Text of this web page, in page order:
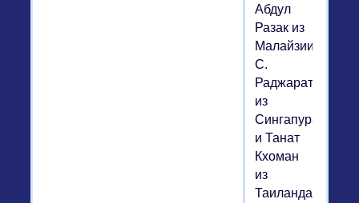
Абдул
Разак из
Малайзии,
С.
Раджаратнам
из
Сингапура
и Танат
Кхоман
из
Таиланда